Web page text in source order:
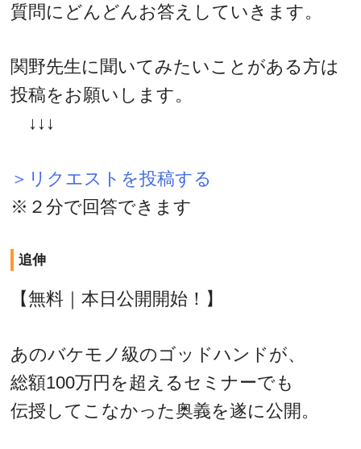
質問にどんどんお答えしていきます。
関野先生に聞いてみたいことがある方は
投稿をお願いします。
↓↓↓
＞リクエストを投稿する
※２分で回答できます
追伸
【無料｜本日公開開始！】
あのバケモノ級のゴッドハンドが、
総額100万円を超えるセミナーでも
伝授してこなかった奥義を遂に公開。